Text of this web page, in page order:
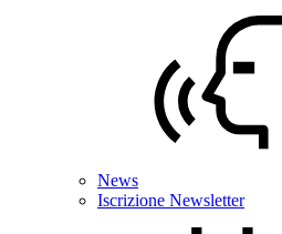
News
Iscrizione Newsletter